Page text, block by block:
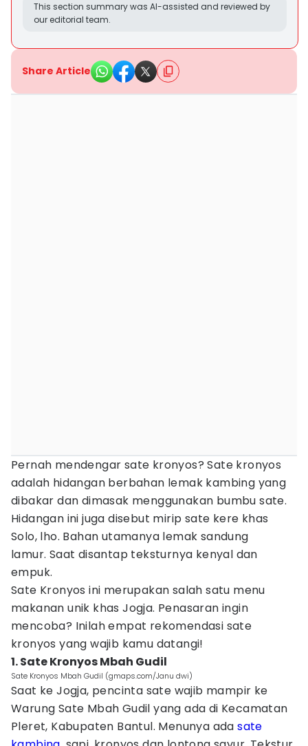
This section summary was AI-assisted and reviewed by
our editorial team.
Share Article
Pernah mendengar sate kronyos? Sate kronyos
adalah hidangan berbahan lemak kambing yang
dibakar dan dimasak menggunakan bumbu sate.
Hidangan ini juga disebut mirip sate kere khas
Solo, lho. Bahan utamanya lemak sandung
lamur. Saat disantap teksturnya kenyal dan
empuk.
Sate Kronyos ini merupakan salah satu menu
makanan unik khas Jogja. Penasaran ingin
mencoba? Inilah empat rekomendasi sate
kronyos yang wajib kamu datangi!
1. Sate Kronyos Mbah Gudil
Sate Kronyos Mbah Gudil (gmaps.com/Janu dwi)
Saat ke Jogja, pencinta sate wajib mampir ke
Warung Sate Mbah Gudil yang ada di Kecamatan
Pleret, Kabupaten Bantul. Menunya adasate